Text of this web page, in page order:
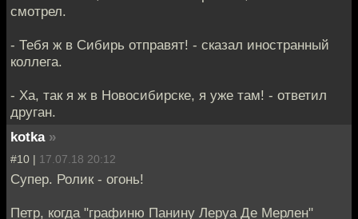
смотрел.
- Тебя ж в Сибирь отправят! - сказал иностранный
коллега.
- Ха, так я ж в Новосибирске, я уже там! - ответил
друган.
kotka »
#10 | 17.07.18 20:12
Супер. Ролик - огонь!
Петр, когда "графиню Панину Леруа Де Мерлен"